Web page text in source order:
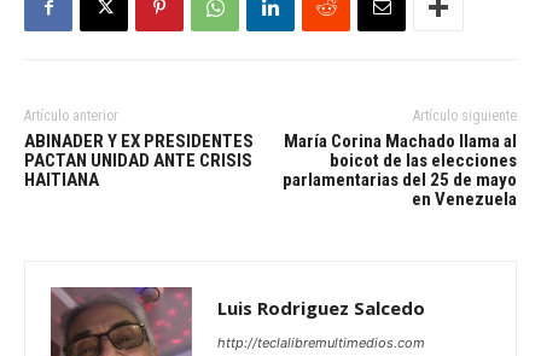
Artículo anterior
ABINADER Y EX PRESIDENTES
PACTAN UNIDAD ANTE CRISIS
HAITIANA
Artículo siguiente
María Corina Machado llama al
boicot de las elecciones
parlamentarias del 25 de mayo
en Venezuela
Luis Rodriguez Salcedo
http://teclalibremultimedios.com